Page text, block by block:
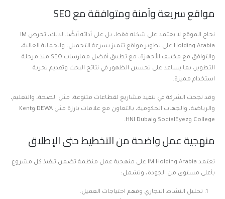
مواقع سريعة وآمنة ومتوافقة مع SEO
نجاح الموقع لا يعتمد على شكله فقط، بل على أدائه أيضًا. لذلك، تحرص IM
Holding Arabia على تطوير مواقع تتميز بسرعة التحميل، والحماية العالية،
والتوافق مع مختلف الأجهزة، مع تطبيق أفضل ممارسات SEO منذ مرحلة
التطوير، بما يساعد على تحسين الظهور في نتائج البحث وتقديم تجربة
استخدام مميزة.
وقد نجحت الشركة في تنفيذ مشاريع لقطاعات متنوعة، مثل الصحة، والتعليم،
والرياضة، والجهات الحكومية، بالتعاون مع علامات بارزة مثل DEWA وKent
College وSocialEyez وHNI Dubai.
منهجية عمل واضحة من التخطيط حتى الإطلاق
تعتمد IM Holding Arabia على منهجية عمل منظمة تضمن تنفيذ كل مشروع
بأعلى مستوى من الجودة، وتشمل:
تحليل النشاط التجاري وفهم احتياجات العميل.